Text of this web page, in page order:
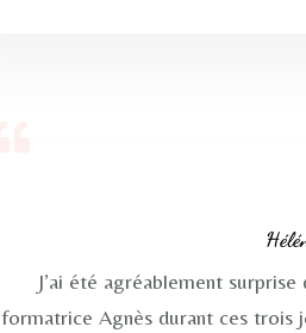
J’ai été agréablement
formatrice Agnès durant ces trois